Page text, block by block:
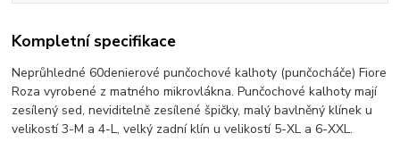
Kompletní specifikace
Neprůhledné 60denierové punčochové kalhoty (punčocháče) Fiore
Roza vyrobené z matného mikrovlákna. Punčochové kalhoty mají
zesílený sed, neviditelně zesílené špičky, malý bavlněný klínek u
velikostí 3-M a 4-L, velký zadní klín u velikostí 5-XL a 6-XXL.